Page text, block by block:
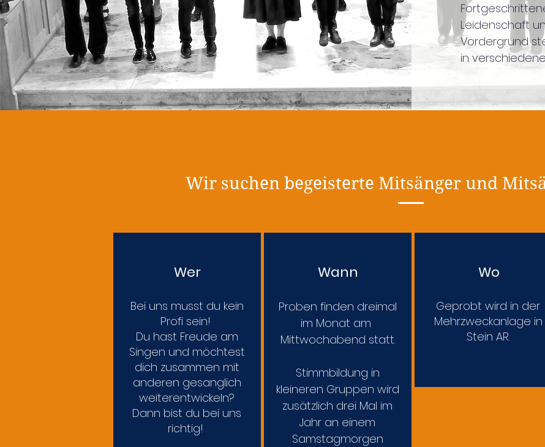
Wir suchen begeisterte Mitsänger und
Wer
Bei uns musst du kein
Profi sein!
Du hast Freude am
Singen und möchtest
dich zusammen mit
anderen gesanglich
weiterentwickeln?
Dann bist du bei uns
richtig!
Wann
Proben finden dreimal
im Monat am
Mittwochabend statt.
Stimmbildung in
kleineren Gruppen wird
zusätzlich drei Mal im
Jahr an einem
Samstagmorgen
Wo
Geprobt wird in der
Mehrzweckanlage in
Stein AR.
Leidenschaft
Vordergrund
in